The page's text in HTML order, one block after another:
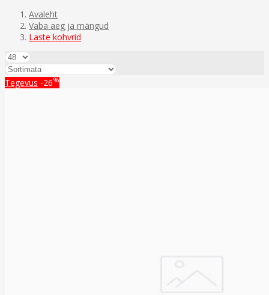
Avaleht
Vaba aeg ja mängud
Laste kohvrid
Tegevus -26%